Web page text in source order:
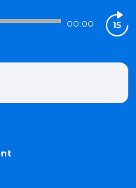
00:00